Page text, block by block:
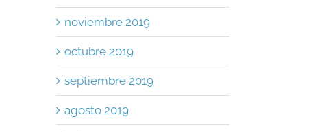
noviembre 2019
octubre 2019
septiembre 2019
agosto 2019